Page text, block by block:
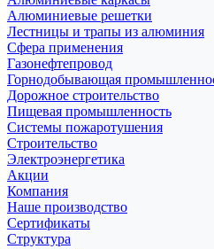
Алюминиевые решетки
Лестницы и трапы из алюминия
Сфера применения
Газонефтепровод
Горнодобывающая
Дорожное строительство
Пищевая промышленность
Системы пожаротушения
Строительство
Электроэнергетика
Акции
Компания
Наше производство
Сертификаты
Структура